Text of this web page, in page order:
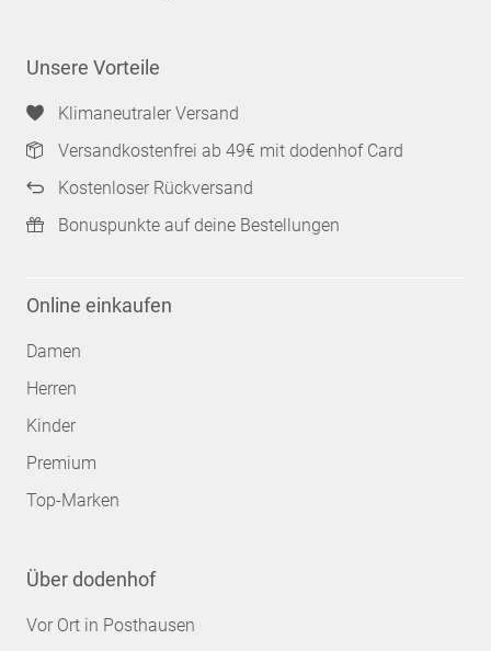
Unsere Vorteile
Klimaneutraler Versand
Versandkostenfrei ab 49€ mit dodenhof Card
Kostenloser Rückversand
Bonuspunkte auf deine Bestellungen
Online einkaufen
Damen
Herren
Kinder
Premium
Top-Marken
Über dodenhof
Vor Ort in Posthausen